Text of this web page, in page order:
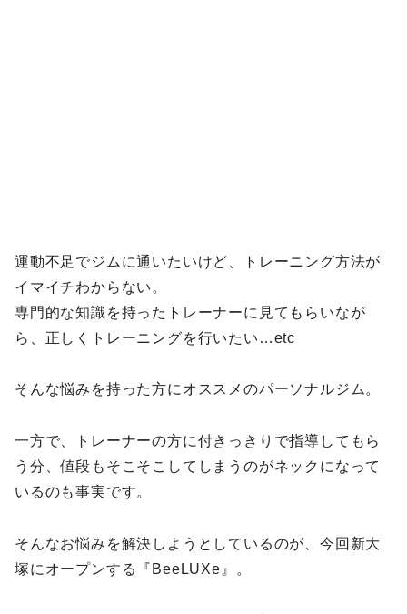
運動不足でジムに通いたいけど、トレーニング方法が
イマイチわからない。
専門的な知識を持ったトレーナーに見てもらいなが
ら、正しくトレーニングを行いたい…etc
そんな悩みを持った方にオススメのパーソナルジム。
一方で、トレーナーの方に付きっきりで指導してもら
う分、値段もそこそこしてしまうのがネックになって
いるのも事実です。
そんなお悩みを解決しようとしているのが、今回新大
塚にオープンする『BeeLUXe』。